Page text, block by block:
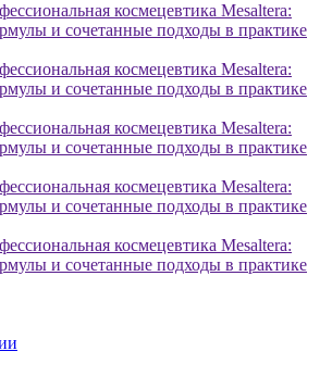
космецевтика Mesaltera:
и сочетанные подходы в практике
космецевтика Mesaltera:
и сочетанные подходы в практике
космецевтика Mesaltera:
и сочетанные подходы в практике
космецевтика Mesaltera:
и сочетанные подходы в практике
космецевтика Mesaltera:
и сочетанные подходы в практике